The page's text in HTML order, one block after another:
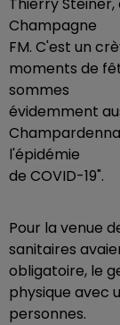
Champagne
FM. C'est un
moments de
sommes
évidemment
l'épidémie
de COVID-19".
Pour la venue
sanitaires
obligatoire, le
physique avec
personnes.